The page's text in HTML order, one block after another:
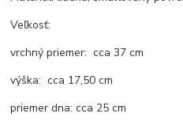
Veľkosť:
vrchný priemer: cca 37 cm
výška: cca 17,50 cm
priemer dna: cca 25 cm